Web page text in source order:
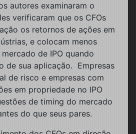
autores examinaram o
verificaram que os CFOs
os retornos de ações em
e colocam menos
de IPO quando
de sua aplicação. Empresas
de risco e empresas com
em propriedade no IPO
de timing do mercado
do que seus pares.